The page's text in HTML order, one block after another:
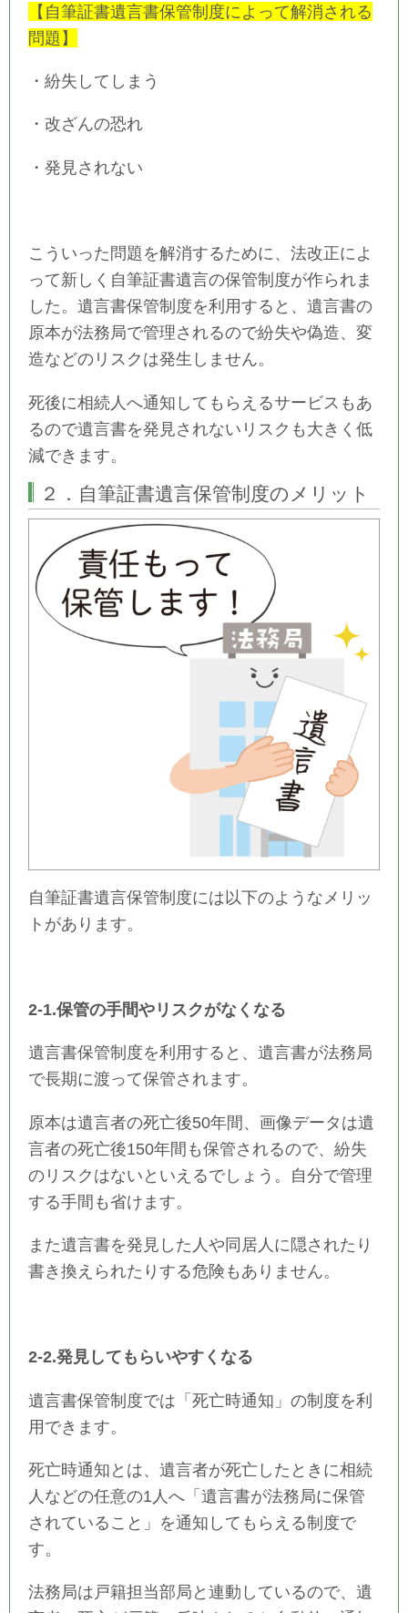
【自筆証書遺言書保管制度によって解消される
問題】
・紛失してしまう
・改ざんの恐れ
・発見されない
こういった問題を解消するために、法改正によ
って新しく自筆証書遺言の保管制度が作られま
した。遺言書保管制度を利用すると、遺言書の
原本が法務局で管理されるので紛失や偽造、変
造などのリスクは発生しません。
死後に相続人へ通知してもらえるサービスもあ
るので遺言書を発見されないリスクも大きく低
減できます。
２．自筆証書遺言保管制度のメリット
自筆証書遺言保管制度には以下のようなメリッ
トがあります。
2-1.保管の手間やリスクがなくなる
遺言書保管制度を利用すると、遺言書が法務局
で長期に渡って保管されます。
原本は遺言者の死亡後50年間、画像データは遺
言者の死亡後150年間も保管されるので、紛失
のリスクはないといえるでしょう。自分で管理
する手間も省けます。
また遺言書を発見した人や同居人に隠されたり
書き換えられたりする危険もありません。
2-2.発見してもらいやすくなる
遺言書保管制度では「死亡時通知」の制度を利
用できます。
死亡時通知とは、遺言者が死亡したときに相続
人などの任意の1人へ「遺言書が法務局に保管
されていること」を通知してもらえる制度で
す。
法務局は戸籍担当部局と連動しているので、遺